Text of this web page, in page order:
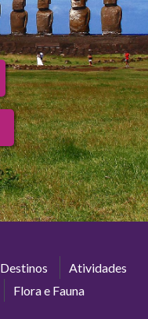
Destinos
Atividades
Flora e Fauna